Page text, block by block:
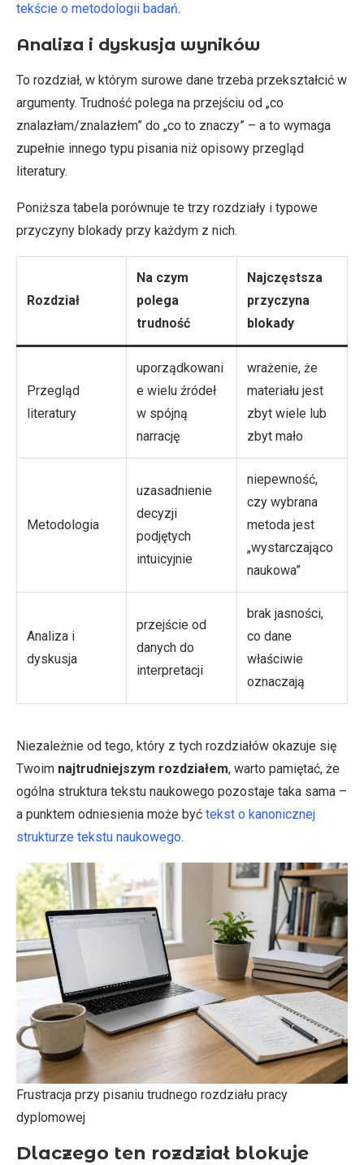
tekście o metodologii badań.
Analiza i dyskusja wyników
To rozdział, w którym surowe dane trzeba przekształcić w
argumenty. Trudność polega na przejściu od „co
znalazłam/znalazłem” do „co to znaczy” – a to wymaga
zupełnie innego typu pisania niż opisowy przegląd
literatury.
Poniższa tabela porównuje te trzy rozdziały i typowe
przyczyny blokady przy każdym z nich.
Rozdział
Na czym
polega
trudność
Najczęstsza
przyczyna
blokady
Przegląd
literatury
uporządkowani
e wielu źródeł
w spójną
narrację
wrażenie, że
materiału jest
zbyt wiele lub
zbyt mało
Metodologia
uzasadnienie
decyzji
podjętych
intuicyjnie
niepewność,
czy wybrana
metoda jest
„wystarczająco
naukowa”
Analiza i
dyskusja
przejście od
danych do
interpretacji
brak jasności,
co dane
właściwie
oznaczają
Niezależnie od tego, który z tych rozdziałów okazuje się
Twoim najtrudniejszym rozdziałem, warto pamiętać, że
ogólna struktura tekstu naukowego pozostaje taka sama –
a punktem odniesienia może być tekst o kanonicznej
strukturze tekstu naukowego.
Frustracja przy pisaniu trudnego rozdziału pracy
dyplomowej
Dlaczego ten rozdział blokuje